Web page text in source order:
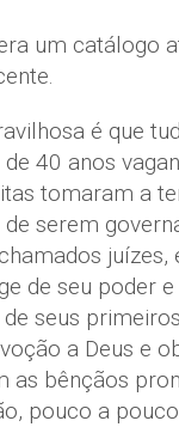
um catálogo
é que
40 anos
tomaram a
serem
juízes,
de seu poder
seus
a Deus e
as bênçãos
pouco a